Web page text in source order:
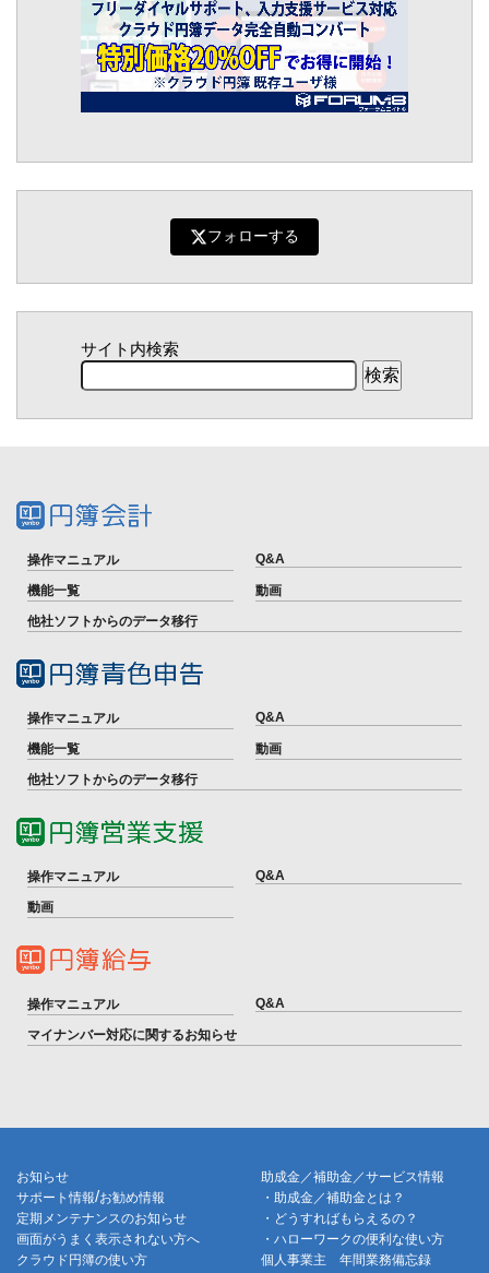
フォローする
サイト内検索
操作マニュアル Q&A
機能一覧
動画
他社ソフトからのデータ移行
操作マニュアル Q&A
機能一覧
動画
他社ソフトからのデータ移行
操作マニュアル Q&A
動画
操作マニュアル Q&A
マイナンバー対応に関するお知らせ
お知らせ
サポート情報/お勧め情報
定期メンテナンスのお知らせ
画面がうまく表示されない方へ
クラウド円簿の使い方
助成金／補助金／サービス情報
・助成金／補助金とは？
・どうすればもらえるの？
・ハローワークの便利な使い方
個人事業主 年間業務備忘録